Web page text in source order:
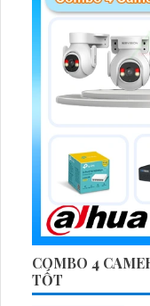
COMBO 4
TỐT